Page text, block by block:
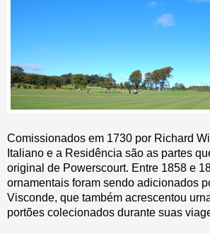
Comissionados em 1730 por Richard
Italiano e a Residência são as partes
original de Powerscourt. Entre 1858 e
ornamentais foram sendo adicionados
Visconde, que também acrescentou
portões colecionados durante suas